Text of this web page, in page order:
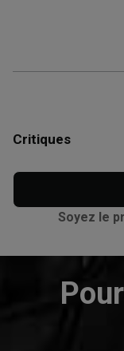
Critiques
Soyez le